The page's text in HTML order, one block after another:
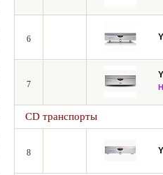
6
7
CD транспорты
8